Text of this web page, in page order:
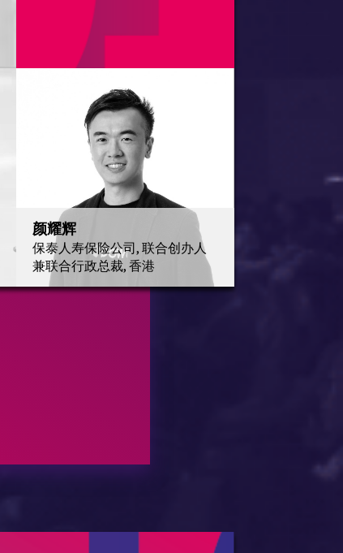
颜耀辉
保泰人寿保险公司, 联合创办人
兼联合行政总裁, 香港